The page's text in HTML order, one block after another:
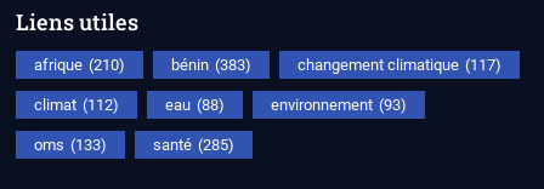
Liens utiles
afrique (210) bénin (383) changement climatique (117)
climat (112) eau (88) environnement (93)
oms (133) santé (285)